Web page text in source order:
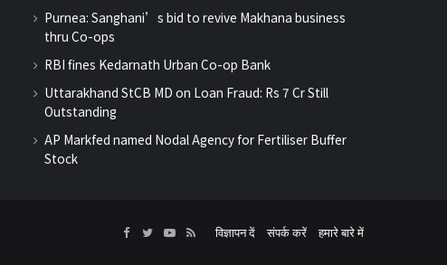
Purnea: Sanghani’s bid to revive Makhana business
thru Co-ops
RBI fines Kedarnath Urban Co-op Bank
Uttarakhand StCB MD on Loan Fraud: Rs 7 Cr Still
Outstanding
AP Markfed named Nodal Agency for Fertiliser Buffer
Stock
विज्ञापन दें संपर्क करें हमारे बारे में
Facebook
TwitterYouTube
RSS